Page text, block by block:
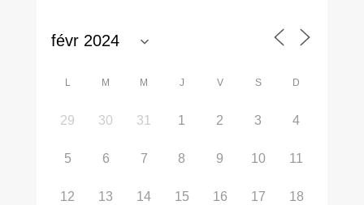
L M M J V S D
29 30 31 1 2 3 4
5 6 7 8 9 10 11
12 13 14 15 16 17 18